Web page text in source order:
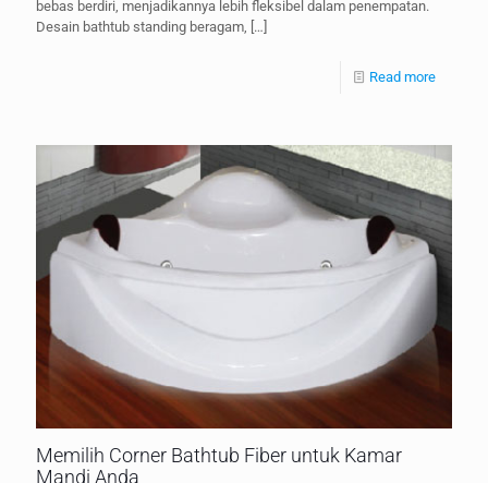
bebas berdiri, menjadikannya lebih fleksibel dalam penempatan.
Desain bathtub standing beragam, […]
Read more
Memilih Corner Bathtub Fiber untuk Kamar
Mandi Anda